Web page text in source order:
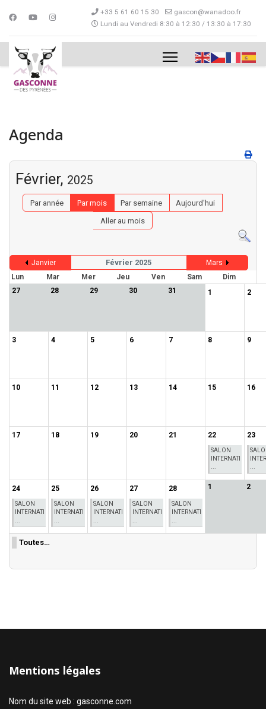
+33 5 61 60 15 30
gascon@wanadoo.fr
Lundi au Vendredi 8:30 à 12:30 / 13:30 à 17:30
Agenda
Février, 2025
Par année Par mois Par semaine
Aujourd'hui
Aller au mois
Janvier Février 2025
Mars
Lun
Mar Mer Jeu Ven Sam
Dim
27
28 29 30 31 1 2
3 4 5 6 7 8 9
10 11 12 13 14 15 16
17 18 19 20 21 22
SALON
INTERNATI
23
24
SALON
INTERNATI
25
SALON
INTERNATI
26
SALON
INTERNATI
27
SALON
INTERNATI
28
SALON
INTERNATI
1 2
Toutes…
Mentions légales
Nom du site web : gasconne.com